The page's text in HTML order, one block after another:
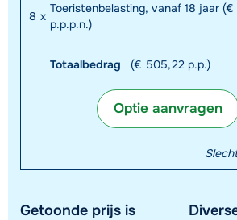
8 x
Toeristenbelasting, vanaf 18 jaar (€
p.p.p.n.)
Totaalbedrag (€ 505,22 p.p.)
Optie aanvragen
Getoonde prijs is